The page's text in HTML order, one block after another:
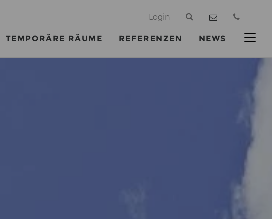
Login
TEMPORÄRE RÄUME REFERENZEN NEWS